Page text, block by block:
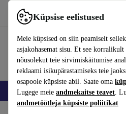
Küpsise eelistused
Meie küpsised on siin peamiselt
asjakohasemat sisu. Et see
nõusolekut teie sirvimiskäitumise
reklaami isikupärastamiseks teie
osapoole küpsiste abil. Saate oma
Lugege meie andmekaitse teavet.
andmetöötleja küpsiste poliitikat
Kasuta rakendust refurbed kiirelt ja lihtsalt
Nutitelefoni Sülearvutid